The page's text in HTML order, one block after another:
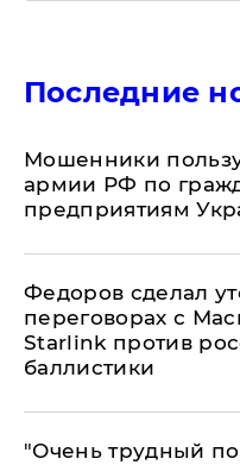
Последние
Мошенники
армии РФ по
предприятиям
Федоров сделал
переговорах с
Starlink против
баллистики
"Очень трудный